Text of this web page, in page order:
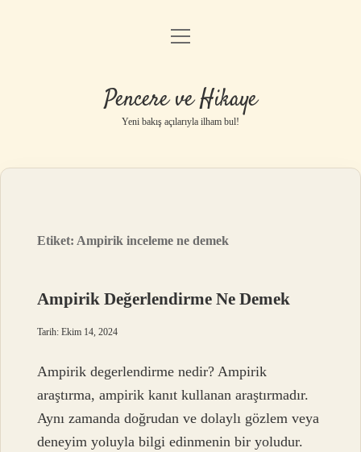
Anasayfa
Yasal Uyarı
menüyü
Pencere ve Hikaye
Yeni bakış açılarıyla ilham bul!
Etiket: Ampirik inceleme ne demek
Ampirik Değerlendirme Ne Demek
Tarih: Ekim 14, 2024
Ampirik degerlendirme nedir? Ampirik
araştırma, ampirik kanıt kullanan araştırmadır.
Aynı zamanda doğrudan ve dolaylı gözlem veya
deneyim yoluyla bilgi edinmenin bir yoludur.